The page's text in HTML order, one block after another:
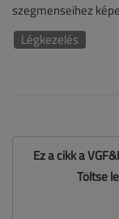
szegmenseihez
Légkezelés
Ez a cikk a
Töltse